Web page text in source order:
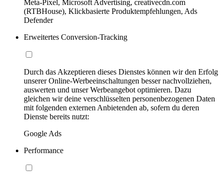
Meta-Pixel, Microsoft Advertising, creativecdn.com
(RTBHouse), Klickbasierte Produktempfehlungen, Ads
Defender
Erweitertes Conversion-Tracking
Durch das Akzeptieren dieses Dienstes können wir den Erfolg
unserer Online-Werbeeinschaltungen besser nachvollziehen,
auswerten und unser Werbeangebot optimieren. Dazu
gleichen wir deine verschlüsselten personenbezogenen Daten
mit folgenden externen Anbietenden ab, sofern du deren
Dienste bereits nutzt:
Google Ads
Performance